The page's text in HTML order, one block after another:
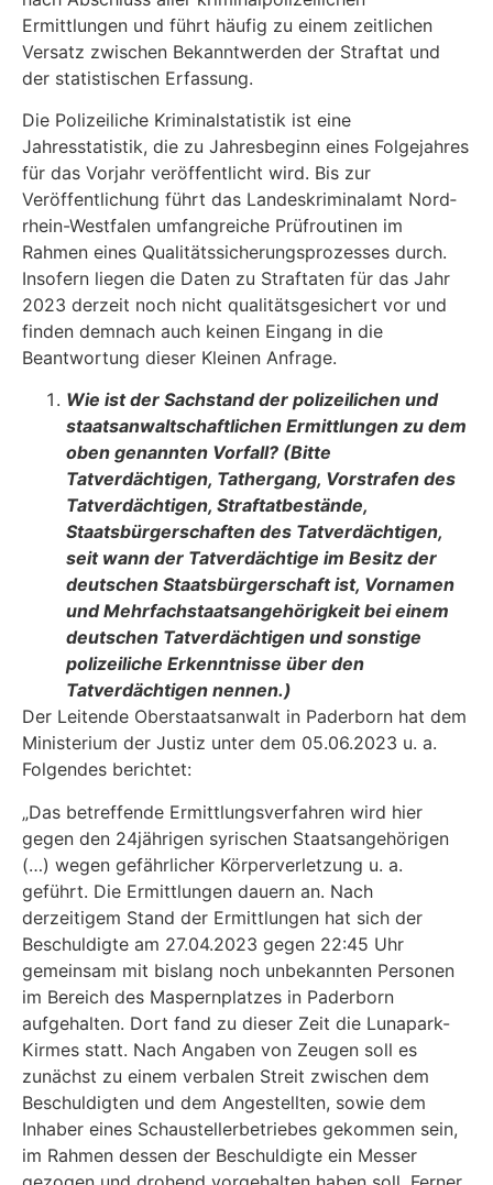
Ermittlungen und führt häufig zu einem zeitlichen
Versatz zwischen Bekanntwerden der Straftat und
der statistischen Erfas­sung.
Die Polizeiliche Kriminalstatistik ist eine
Jahresstatistik, die zu Jahresbeginn eines Folgejahres
für das Vorjahr veröffentlicht wird. Bis zur
Veröffentlichung führt das Landeskriminalamt Nord­
rhein-Westfalen umfangreiche Prüfroutinen im
Rahmen eines Qualitätssicherungsprozesses durch.
Insofern liegen die Daten zu Straftaten für das Jahr
2023 derzeit noch nicht qualitäts­gesichert vor und
finden demnach auch keinen Eingang in die
Beantwortung dieser Kleinen Anfrage.
Wie ist der Sachstand der polizeilichen und
staatsanwaltschaftlichen Ermittlungen zu dem
oben genannten Vorfall? (Bitte
Tatverdächtigen, Tathergang, Vorstrafen des
Tatverdächtigen, Straftatbestände,
Staatsbürgerschaften des Tatverdächti­gen,
seit wann der Tatverdächtige im Besitz der
deutschen Staatsbürgerschaft ist, Vornamen
und Mehrfachstaatsangehörigkeit bei einem
deutschen Tatverdächti­gen und sonstige
polizeiliche Erkenntnisse über den
Tatverdächtigen nennen.)
Der Leitende Oberstaatsanwalt in Paderborn hat dem
Ministerium der Justiz unter dem 05.06.2023 u. a.
Folgendes berichtet:
„Das betreffende Ermittlungsverfahren wird hier
gegen den 24jährigen syrischen Staatsangehörigen
(…) wegen gefährlicher Körperverletzung u. a.
geführt. Die Ermitt­lungen dauern an. Nach
derzeitigem Stand der Ermittlungen hat sich der
Beschuldigte am 27.04.2023 gegen 22:45 Uhr
gemeinsam mit bislang noch unbekannten Personen
im Bereich des Maspernplatzes in Paderborn
aufgehalten. Dort fand zu dieser Zeit die Lunapark-
Kirmes statt. Nach Angaben von Zeugen soll es
zunächst zu einem verbalen Streit zwischen dem
Beschuldigten und dem Angestellten, sowie dem
Inhaber eines Schaustellerbetriebes gekommen sein,
im Rahmen dessen der Beschuldigte ein Mes­ser